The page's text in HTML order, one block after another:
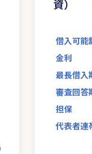
資）
借入可能
金利
最長借入
審査回答
担保
代表者連